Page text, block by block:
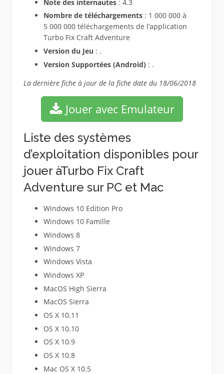
Note des internautes: 4.3
Nombre de téléchargements : 1 000 000 à
5 000 000 téléchargements de l’application
Turbo Fix Craft Adventure
Version du Jeu : .
Version Supportées (Android): .
La dernière fiche à jour de la fiche date du 18/06/2018
Jouer avec Emulateur
Liste des systèmes
d’exploitation disponibles pour
jouer àTurbo Fix Craft
Adventure sur PC et Mac
Windows 10 Edition Pro
Windows 10 Famille
Windows 8
Windows 7
Windows Vista
Windows XP
MacOS High Sierra
MacOS Sierra
OS X 10.11
OS X 10.10
OS X 10.9
OS X 10.8
Mac OS X 10.5